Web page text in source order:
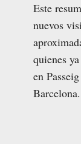
Este
nuevos
quienes
en
Barcelona.